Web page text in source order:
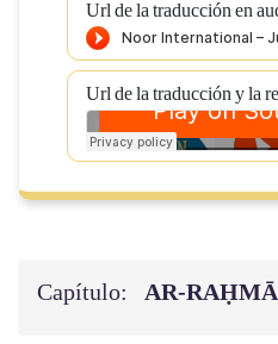
Url de la traducción en
Url de la traducción y la
Capítulo: AR-